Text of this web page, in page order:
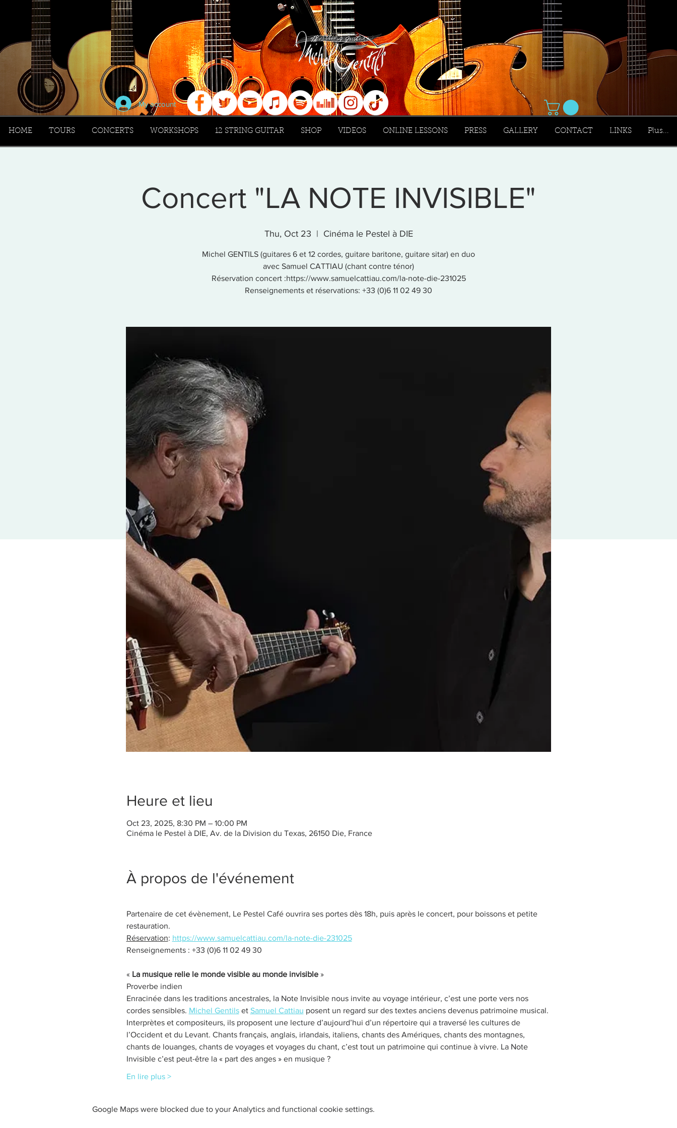
My account
HOME TOURS CONCERTS WORKSHOPS 12 STRING GUITAR SHOP VIDEOS ONLINE LESSONS PRESS GALLERY CONTACT LINKS Plus...
Concert "LA NOTE INVISIBLE"
Thu, Oct 23
  |
Cinéma le Pestel à DIE
Michel GENTILS (guitares 6 et 12 cordes, guitare baritone, guitare sitar) en duo
avec Samuel CATTIAU (chant contre ténor)
Réservation concert :https://www.samuelcattiau.com/la-note-die-231025
Heure et lieu
Oct 23, 2025, 8:30 PM – 10:00 PM
Cinéma le Pestel à DIE, Av. de la Division du Texas, 26150 Die, France
À propos de l'événement
Partenaire de cet évènement, Le Pestel Café ouvrira ses portes dès 18h, puis après le concert, pour boissons et petite
restauration.
Réservation: https://www.samuelcattiau.com/la-note-die-231025
Renseignements : +33 (0)6 11 02 49 30
« La musique relie le monde visible au monde invisible »
Proverbe indien
Enracinée dans les traditions ancestrales, la Note Invisible nous invite au voyage intérieur, c’est une porte vers nos
cordes sensibles. Michel Gentils et Samuel Cattiau posent un regard sur des textes anciens devenus patrimoine musical.
Interprètes et compositeurs, ils proposent une lecture d’aujourd’hui d’un répertoire qui a traversé les cultures de
l’Occident et du Levant. Chants français, anglais, irlandais, italiens, chants des Amériques, chants des montagnes,
chants de louanges, chants de voyages et voyages du chant, c’est tout un patrimoine qui continue à vivre. La Note
Invisible c’est peut-être la « part des anges » en musique ?​
En lire plus >
Google Maps were blocked due to your Analytics and functional cookie settings.